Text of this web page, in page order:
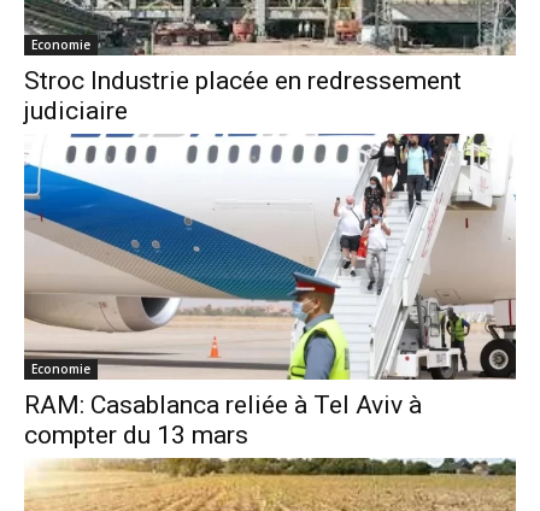
Economie
Stroc Industrie placée en redressement
judiciaire
Economie
RAM: Casablanca reliée à Tel Aviv à
compter du 13 mars